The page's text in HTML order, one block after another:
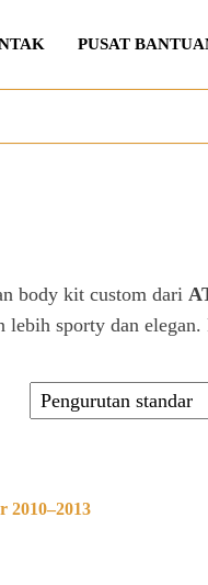
PUSAT
body kit custom dari
sporty dan
2010–2013